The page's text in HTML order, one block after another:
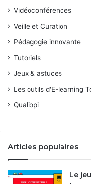
Vidéoconférences
Veille et Curation
Pédagogie innovante
Tutoriels
Jeux & astuces
Les outils d'E-learning
Qualiopi
Articles populaires
Le